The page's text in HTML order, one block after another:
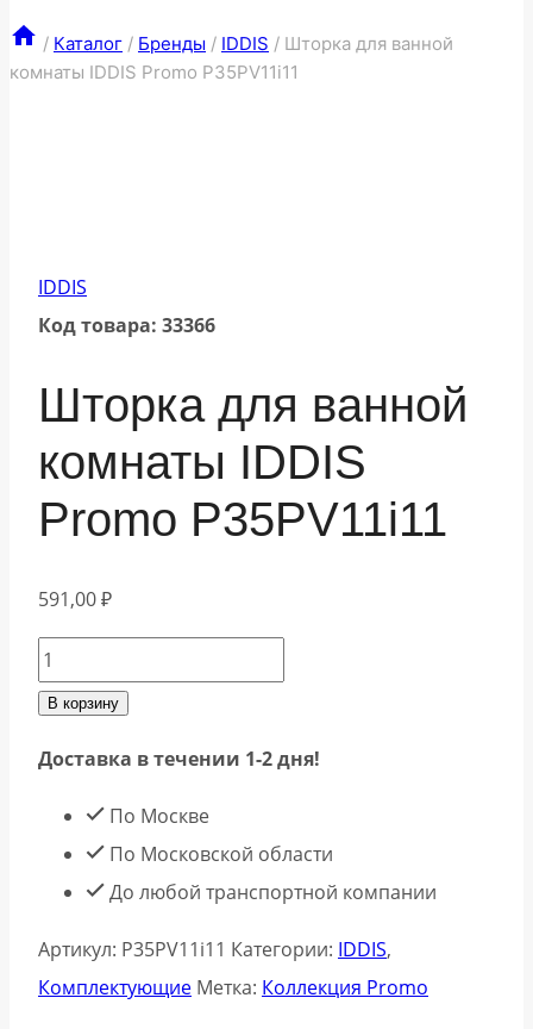
/ Каталог / Бренды / IDDIS / Шторка для ванной
комнаты IDDIS Promo P35PV11i11
IDDIS
Код товара: 33366
Шторка для ванной
комнаты IDDIS
Promo P35PV11i11
591,00₽
Количество
товара
для
ванной
комнаты
IDDIS
P35PV11i11
В корзину
Доставка в течении 1-2 дня!
По Москве
По Московской области
До любой транспортной компании
Артикул: P35PV11i11 Категории: IDDIS,
Комплектующие Метка: Коллекция Promo